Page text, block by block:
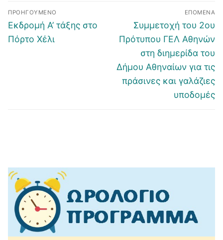
Πλοήγηση
άρθρων
ΠΡΟΗΓΟΎΜΕΝΟ
Προηγούμενο
άρθρο:
Εκδρομή Α’ τάξης στο
Πόρτο Χέλι
ΕΠΌΜΕΝΑ
Επόμενο
άρθρο:
Συμμετοχή του 2ου
Πρότυπου ΓΕΛ Αθηνών
στη διημερίδα του
Δήμου Αθηναίων για τις
πράσινες και γαλάζιες
υποδομές